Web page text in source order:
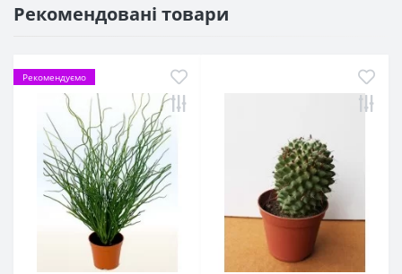
Рекомендовані товари
Рекомендуємо